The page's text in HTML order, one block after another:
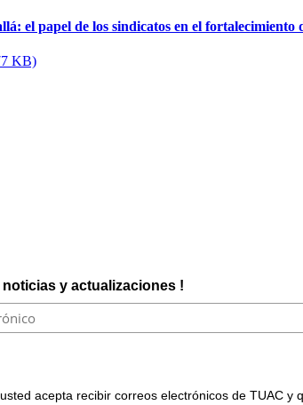
el papel de los sindicatos en el
KB)
y actualizaciones !
acepta recibir correos electrónicos de TUAC